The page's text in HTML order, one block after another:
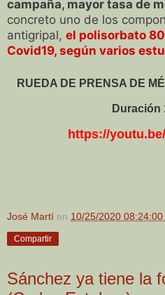
campaña, mayor tasa de
concreto uno de los
antigripal, el polisorbato
Covid19, según varios
RUEDA DE PRENSA DE
Duración
https://
José Martí en 10/25/2020 08:24:00
Compartir
Sánchez ya tiene la